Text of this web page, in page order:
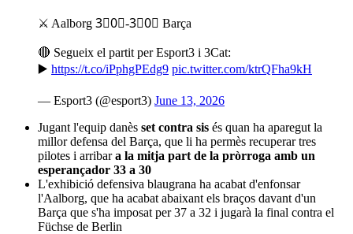
⚔️ Aalborg 3⃣0⃣-3⃣0⃣ Barça
🔴 Segueix el partit per Esport3 i 3Cat:
▶️ https://t.co/iPphgPEdg9 pic.twitter.com/ktrQFha9kH
— Esport3 (@esport3) June 13, 2026
Jugant l'equip danès set contra sis és quan ha aparegut la
millor defensa del Barça, que li ha permès recuperar tres
pilotes i arribara la mitja part de la pròrroga amb un
esperançador 33 a 30
L'exhibició defensiva blaugrana ha acabat d'enfonsar
l'Aalborg, que ha acabat abaixant els braços davant d'un
Barça que s'ha imposat per 37 a 32 i jugarà la final contra el
Füchse de Berlin